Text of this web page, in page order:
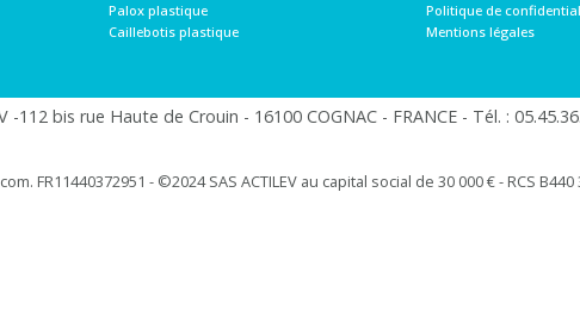
Palox plastique
Caillebotis plastique
Politique de
Mentions légales
-112 bis rue Haute de Crouin - 16100 COGNAC - FRANCE - Tél. :
FR11440372951 - ©2024 SAS ACTILEV au capital social de 30 000 € - RCS